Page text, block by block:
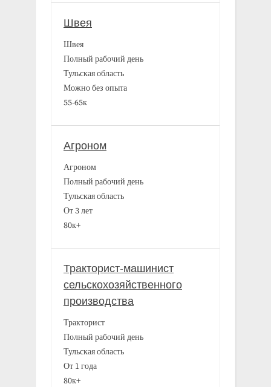
Швея
Швея
Полный рабочий день
Тульская область
Можно без опыта
55-65к
Агроном
Агроном
Полный рабочий день
Тульская область
От 3 лет
80к+
Тракторист-машинист
сельскохозяйственного
производства
Тракторист
Полный рабочий день
Тульская область
От 1 года
80к+